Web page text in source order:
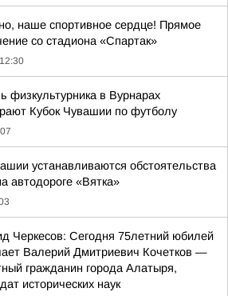
наше спортивное сердце! Прямое
со стадиона «Спартак»
12:30
физкультурника в Вурнарах
Кубок Чувашии по футболу
устанавливаются обстоятельства
автодороге «Вятка»
Черкесов: Сегодня 75летний юбилей
Валерий Дмитриевич Кочетков —
гражданин города Алатыря,
исторических наук